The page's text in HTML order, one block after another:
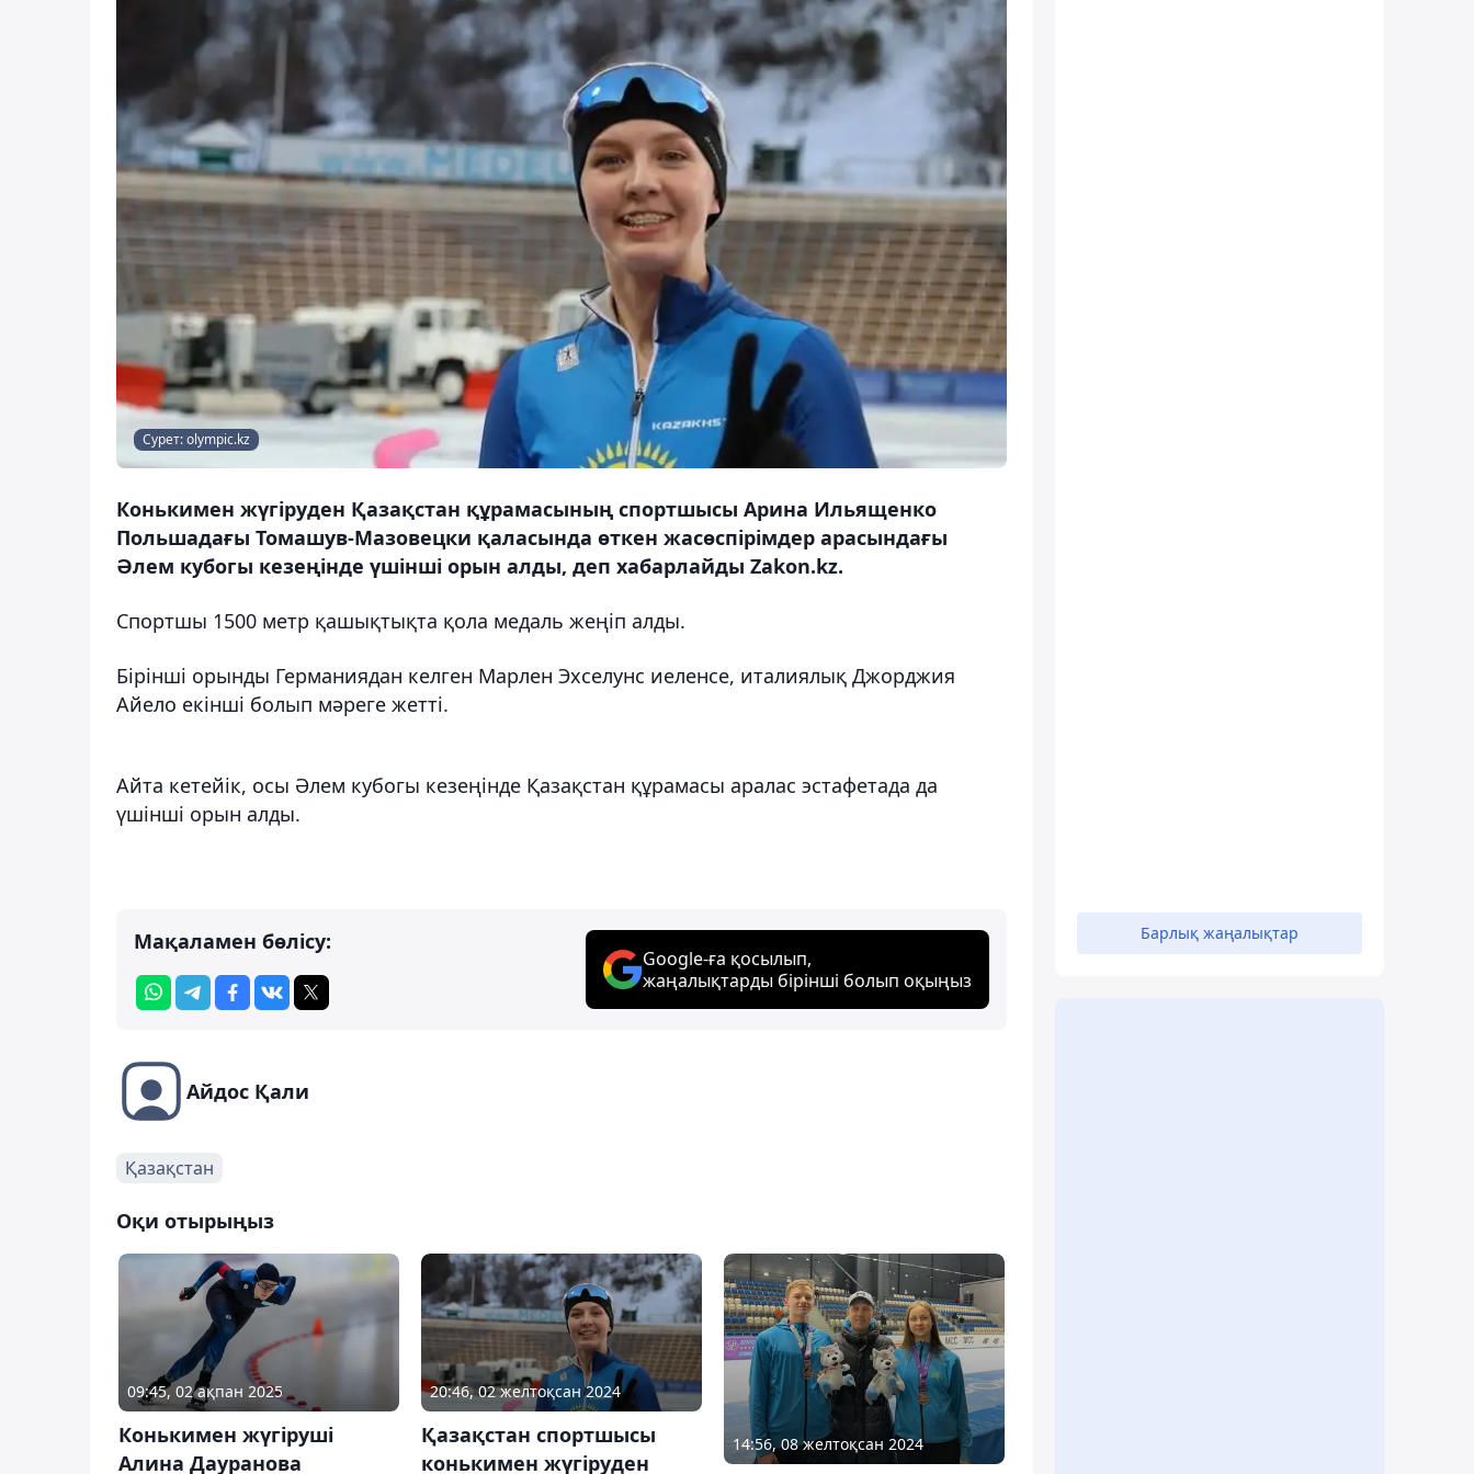
Сурет: olympic.kz
Конькимен жүгіруден Қазақстан құрамасының спортшысы Арина Ильященко
Польшадағы Томашув-Мазовецки қаласында өткен жасөспірімдер арасындағы
Әлем кубогы кезеңінде үшінші орын алды, деп хабарлайды Zakon.kz.
Спортшы 1500 метр қашықтықта қола медаль жеңіп алды.
Бірінші орынды Германиядан келген Марлен Эхселунс иеленсе, италиялық Джорджия
Айело екінші болып мәреге жетті.
Айта кетейік, осы Әлем кубогы кезеңінде Қазақстан құрамасы аралас эстафетада да
үшінші орын алды.
Мақаламен бөлісу:
Google-ға қосылып,
жаңалықтарды бірінші болып оқыңыз
Айдос Қали
Қазақстан
Оқи отырыңыз
09:45, 02 ақпан 2025
Конькимен жүгіруші
Алина Дауранова
20:46, 02 желтоқсан 2024
Қазақстан спортшысы
конькимен жүгіруден
14:56, 08 желтоқсан 2024
Барлық жаңалықтар